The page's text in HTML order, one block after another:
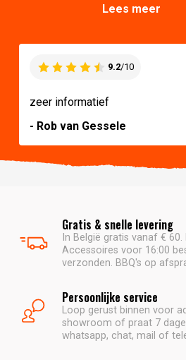
Lees meer
9.2/10
zeer informatief
- Rob van Gessele
Gratis & snelle levering
In België gratis vanaf €
Accessoires voor 16:00
verzonden. BBQ's op
Persoonlijke service
Loop gerust binnen voor
showroom of praat 7
whatsapp, chat, mail of